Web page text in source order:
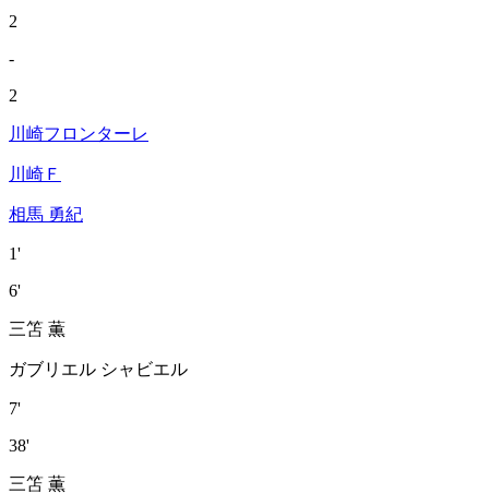
2
-
2
川崎フロンターレ
川崎Ｆ
相馬 勇紀
1'
6'
三笘 薫
ガブリエル シャビエル
7'
38'
三笘 薫